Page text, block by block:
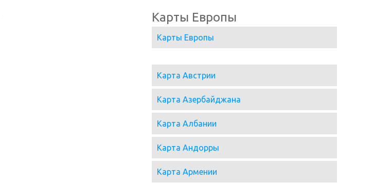
Карты Европы
Карты Европы
Карта Австрии
Карта Азербайджана
Карта Албании
Карта Андорры
Карта Армении